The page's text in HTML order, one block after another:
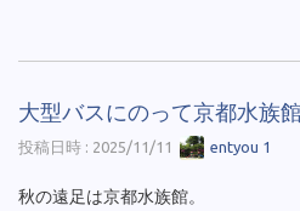
大型バスにのって京都水族
投稿日時 : 2025/11/11 entyou 1
秋の遠足は京都水族館。